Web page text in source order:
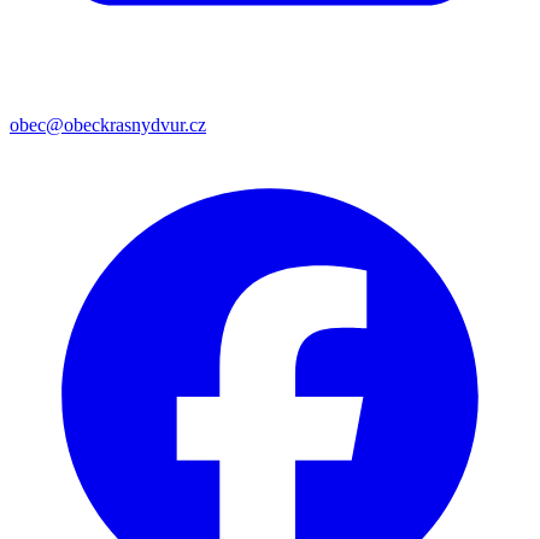
obec@obeckrasnydvur.cz